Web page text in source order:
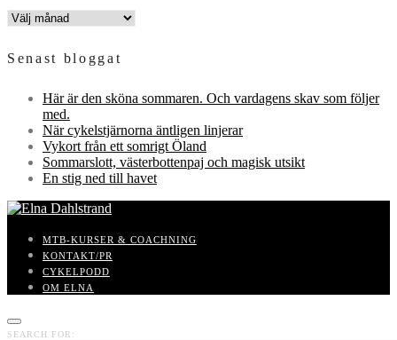
INLÄGGSARKIV
Senast bloggat
Här är den sköna sommaren. Och vardagens skav som följer
med.
När cykelstjärnorna äntligen linjerar
Vykort från ett somrigt Öland
Sommarslott, västerbottenpaj och magisk utsikt
En stig ned till havet
MTB-KURSER & COACHNING
KONTAKT/PR
CYKELPODD
OM ELNA
SEARCH FOR: